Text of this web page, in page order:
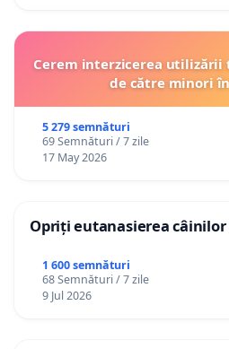
Cerem interzicerea
de către minori
5 279 semnături
69 Semnături / 7 zile
17 May 2026
Opriți eutanasierea câinilor
1 600 semnături
68 Semnături / 7 zile
9 Jul 2026